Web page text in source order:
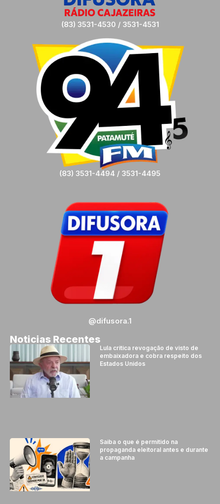
(83) 3531-4530 / 3531-4531
(83) 3531-4494 / 3531-4495
@difusora.1
Noticias Recentes
Lula critica revogação de visto de
embaixadora e cobra respeito dos
Estados Unidos
Saiba o que é permitido na
propaganda eleitoral antes e durante
a campanha